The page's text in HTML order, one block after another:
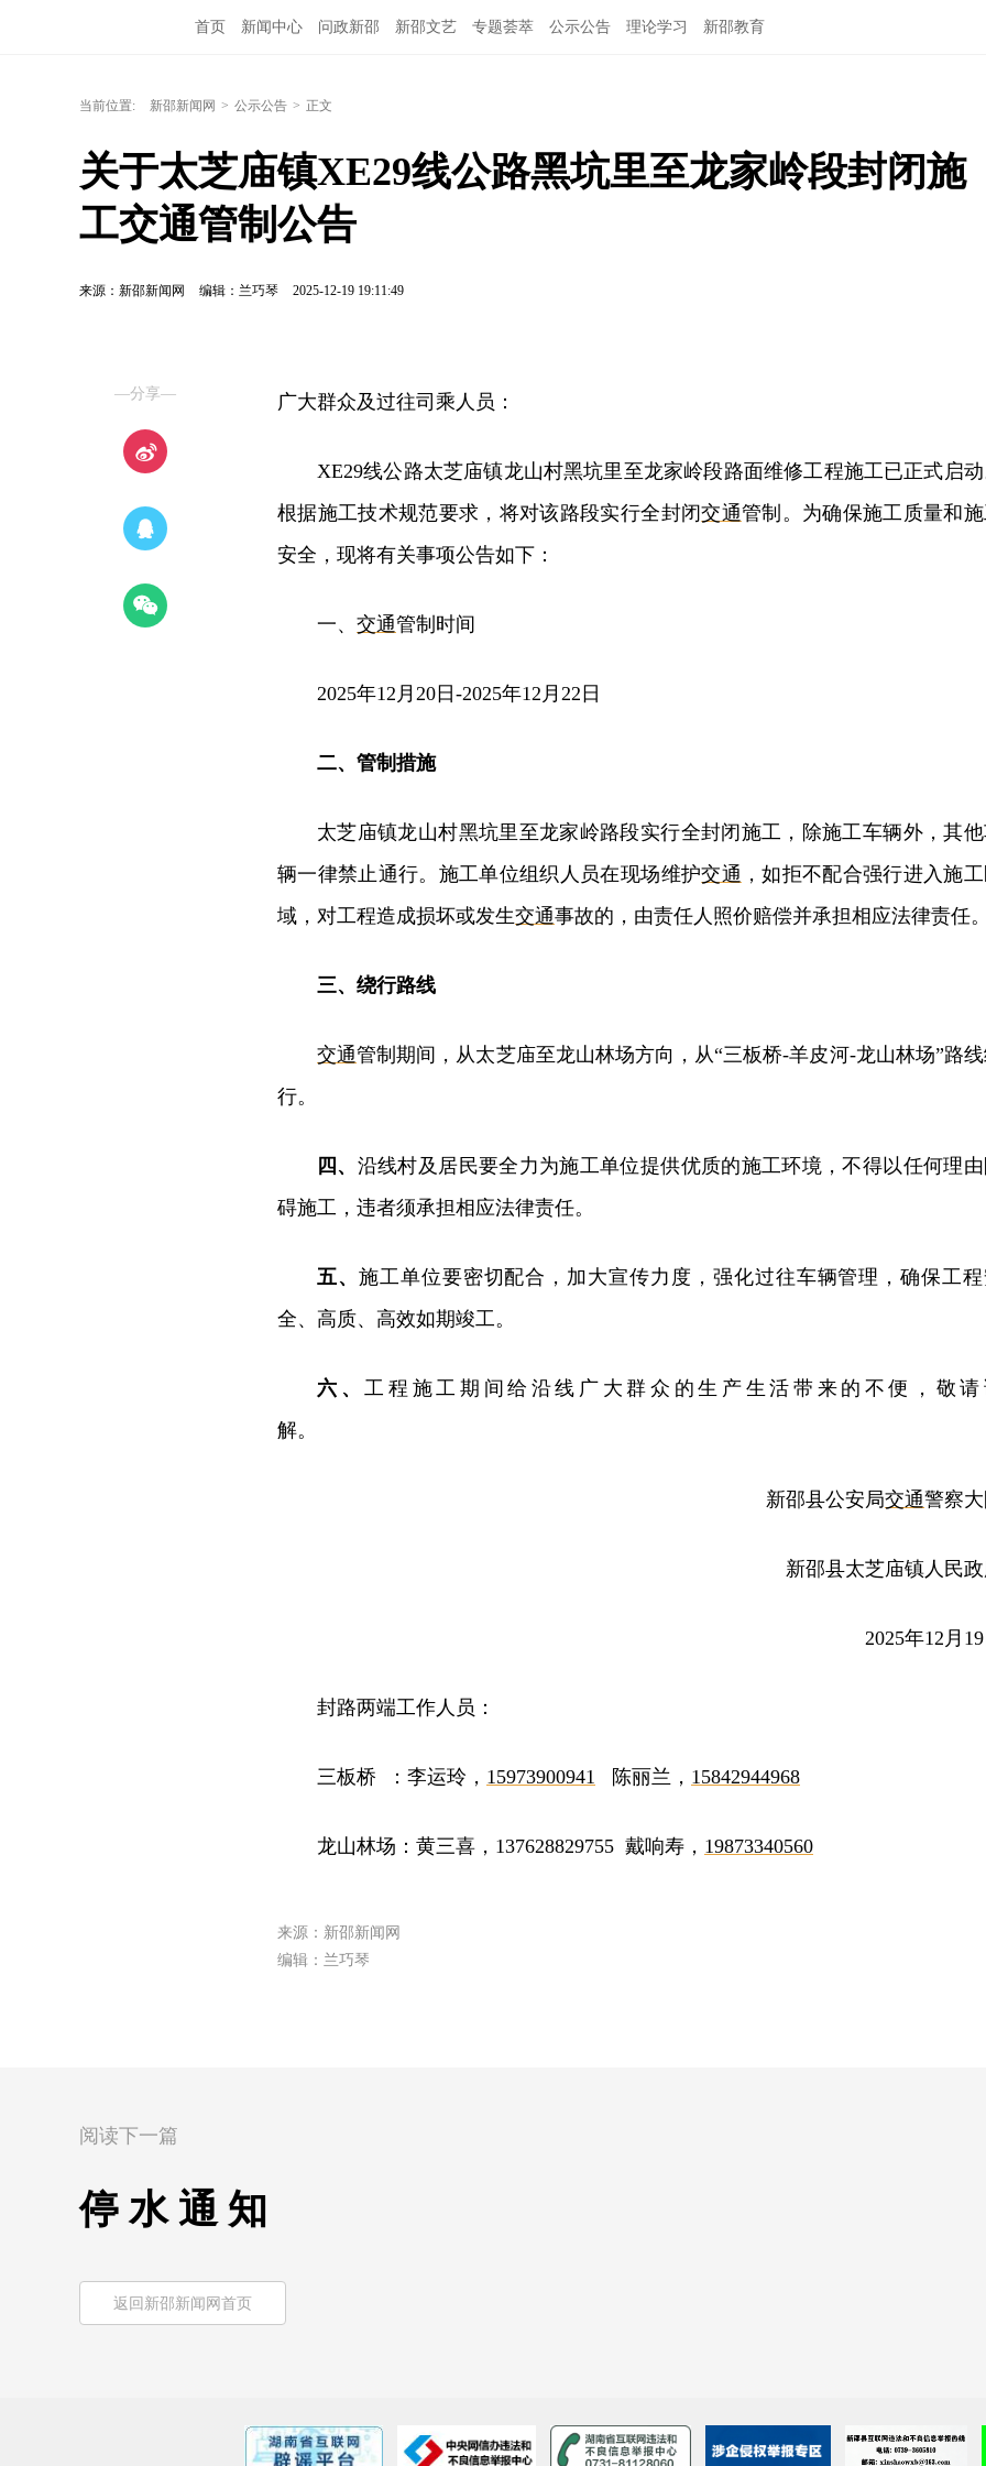
首页 新闻中心 问政新邵 新邵文艺 专题荟萃 公示公告 理论学习 新邵教育
当前位置: 新邵新闻网 > 公示公告 > 正文
关于太芝庙镇XE29线公路黑坑里至龙家岭段封闭施
工交通管制公告
来源：新邵新闻网 编辑：兰巧琴 2025-12-19 19:11:49
—分享— 广大群众及过往司乘人员：
XE29线公路太芝庙镇龙山村黑坑里至龙家岭段路面维修工程施工已正式启动
根据施工技术规范要求，将对该路段实行全封闭交通管制。为确保施工质量和
安全，现将有关事项公告如下：
一、 交通管制时间
2025年12月20日-2025年12月22日
二、管制措施
太芝庙镇龙山村黑坑里至龙家岭路段实行全封闭施工，除施工车辆外，其
辆一律禁止通行。施工单位组织人员在现场维护交通 ，如拒不配合强行进入施工
域，对工程造成损坏或发生交通事故的，由责任人照价赔偿并承担相应法律责任。
三、绕行路线
交通管制期间，从太芝庙至龙山林场方向，从“三板桥-羊皮河-龙山林场”路
行。
四、 沿线村及居民要全力为施工单位提供优质的施工环境，不得以任何理由
碍施工，违者须承担相应法律责任。
五、 施工单位要密切配合，加大宣传力度，强化过往车辆管理，确保工程
全、高质、高效如期竣工。
六、工程施工期间给沿线广大群众的生产生活带来的不便，敬请
解。
新邵县公安局交通警察大
新邵县太芝庙镇人民
2025年12月19
封路两端工作人员：
三板桥 ：李运玲， 15973900941 陈丽兰， 15842944968
龙山林场：黄三喜，137628829755 戴响寿， 19873340560
来源：新邵新闻网
编辑：兰巧琴
阅读下一篇
停 水 通 知
返回新邵新闻网首页